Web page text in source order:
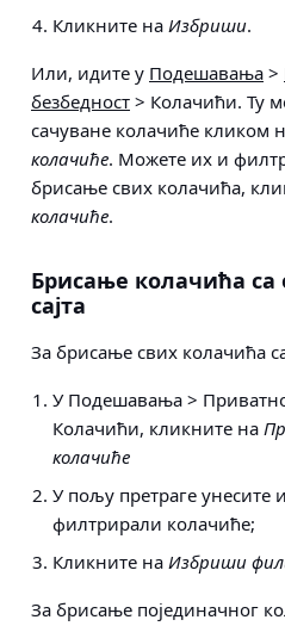
Кликните на Избриши.
Или, идите у Подешавања >
безбедност > Колачићи. Ту
сачуване колачиће кликом
колачиће. Можете их и
брисање свих колачића,
колачиће.
Брисање колачића са
сајта
За брисање свих колачића
У Подешавања >
Колачићи, кликните на
колачиће
У пољу претраге унесите
филтрирали колачиће;
Кликните на Избриши
За брисање појединачног